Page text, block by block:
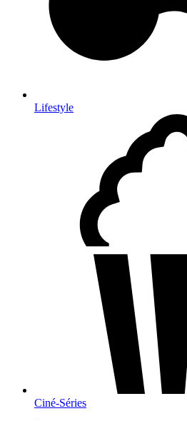
Lifestyle
Ciné-Séries